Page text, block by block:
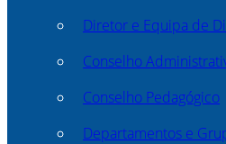
Diretor e Equipa de
Conselho
Conselho Pedagógico
Departamentos e